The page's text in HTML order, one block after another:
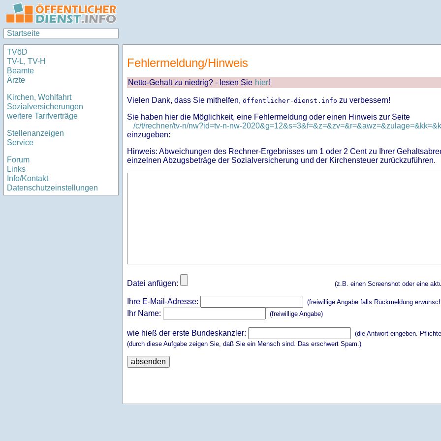
Startseite
TVöD
TV-L, TV-H
Beamte
Ärzte
Kirchen, Wohlfahrt
Sozialversicherungen
weitere Tarifverträge
Stellenanzeigen
Service
Forum
Links
Info/Kontakt
Datenschutzeinstellungen
Fehlermeldung/Hinweis
Netto-Gehalt zu niedrig? - lesen Sie hier!
Vielen Dank, dass Sie mithelfen, öffentlicher-dienst.info zu verbessern!
Sie haben hier die Möglichkeit, eine Fehlermeldung oder einen Hinweis zur Seite
/c/t/rechner/tv-n/nw?id=tv-n-nw-
einzugeben:
Hinweis: Abweichungen des Rechner-Ergebnisses um 1 oder 2 Cent zu Ihrer
einzelnen Abzugsbeträge der Sozialversicherung und der Kirchensteuer zurückzuführen.
Datei anfügen: (z.B. einen Screenshot oder eine
Ihre E-Mail-Adresse: (freiwillige Angabe falls Rückmeldung
Ihr Name: (freiwillige Angabe)
wie hieß der erste Bundeskanzler:
(die Antwort eingeben.
(durch diese Aufgabe zeigen Sie, daß Sie ein Mensch sind. Das erschwert Spam.)